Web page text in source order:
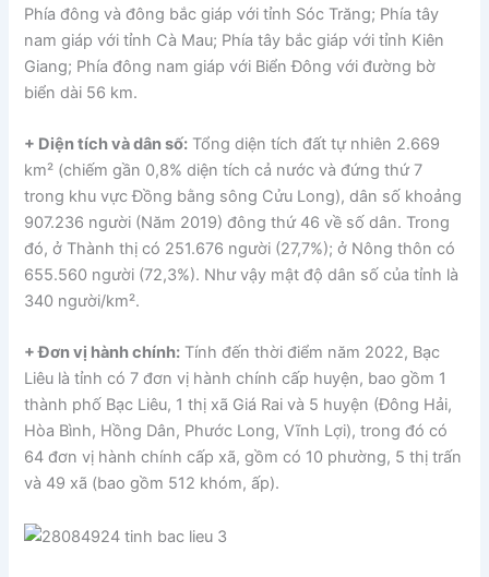
Phía đông và đông bắc giáp với tỉnh Sóc Trăng; Phía tây
nam giáp với tỉnh Cà Mau; Phía tây bắc giáp với tỉnh Kiên
Giang; Phía đông nam giáp với Biển Đông với đường bờ
biển dài 56 km.
+ Diện tích và dân số: Tổng diện tích đất tự nhiên 2.669
km² (chiếm gần 0,8% diện tích cả nước và đứng thứ 7
trong khu vực Đồng bằng sông Cửu Long), dân số khoảng
907.236 người (Năm 2019) đông thứ 46 về số dân. Trong
đó, ở Thành thị có 251.676 người (27,7%); ở Nông thôn có
655.560 người (72,3%). Như vậy mật độ dân số của tỉnh là
340 người/km².
+ Đơn vị hành chính: Tính đến thời điểm năm 2022, Bạc
Liêu là tỉnh có 7 đơn vị hành chính cấp huyện, bao gồm 1
thành phố Bạc Liêu, 1 thị xã Giá Rai và 5 huyện (Đông Hải,
Hòa Bình, Hồng Dân, Phước Long, Vĩnh Lợi), trong đó có
64 đơn vị hành chính cấp xã, gồm có 10 phường, 5 thị trấn
và 49 xã (bao gồm 512 khóm, ấp).